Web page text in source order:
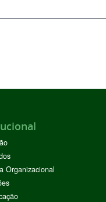
Organizacional